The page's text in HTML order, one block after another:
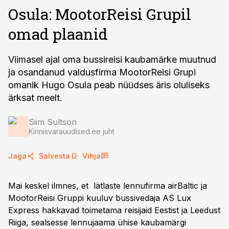
Osula: MootorReisi Grupil
omad plaanid
Viimasel ajal oma bussireisi kaubamärke muutnud
ja osandanud valdusfirma MootorReisi Grupi
omanik Hugo Osula peab nüüdses äris oluliseks
ärksat meelt.
Siim Sultson
Kinnisvarauudised.ee juht
Jaga Salvesta Vihja
Mai keskel ilmnes, et lätlaste lennufirma airBaltic ja
MootorReisi Gruppi kuuluv bussivedaja AS Lux
Express hakkavad toimetama reisijaid Eestist ja Leedust
Riiga, sealsesse lennujaama ühise kaubamärgi